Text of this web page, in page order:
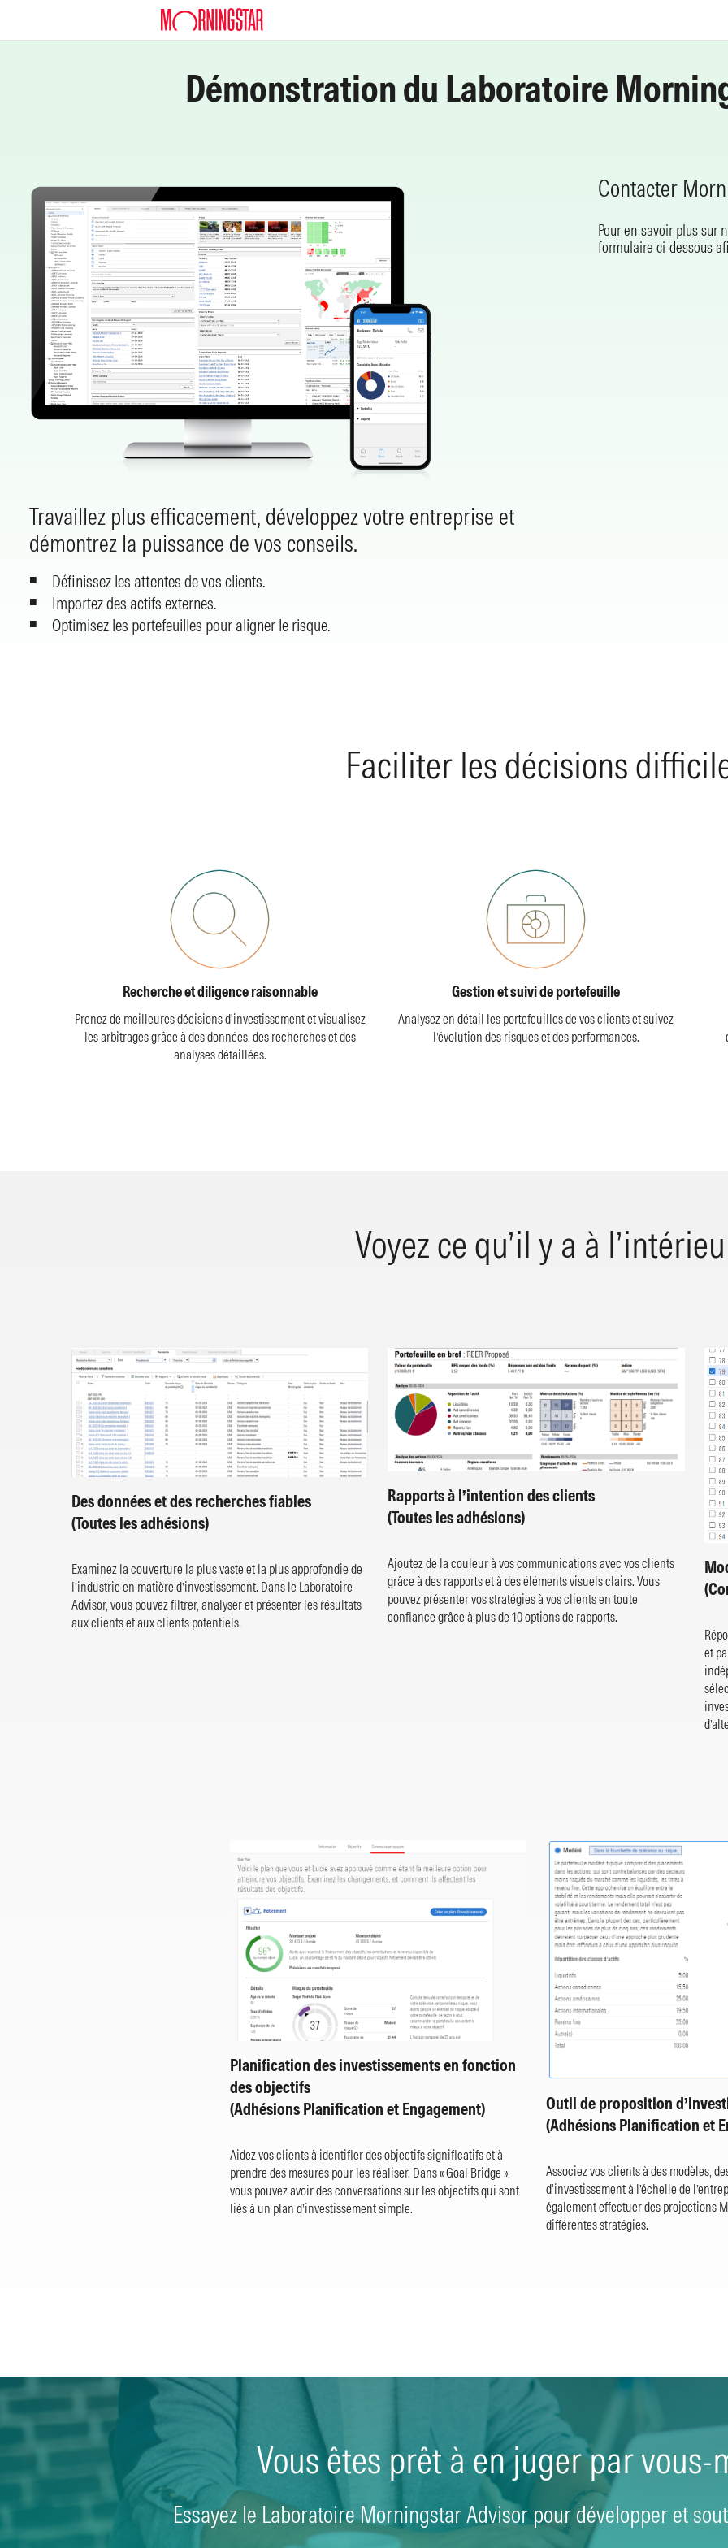
Démonstration du Laboratoire
Travaillez plus efficacement, développez votre entreprise et
démontrez la puissance de vos conseils.
Définissez les attentes de vos clients.
Importez des actifs externes.
Optimisez les portefeuilles pour aligner le risque.
Contacter
Pour en savoir plus sur
formulaire ci-dessous
Faciliter les décisions
Recherche et diligence raisonnable
Prenez de meilleures décisions d'investissement et visualisez
les arbitrages grâce à des données, des recherches et des
analyses détaillées.
Gestion et suivi de portefeuille
Analysez en détail les portefeuilles de vos clients et suivez
l’évolution des risques et des performances.
Voyez ce qu’il y a à
Des données et des recherches fiables
(Toutes les adhésions)
Examinez la couverture la plus vaste et la plus approfondie de
l’industrie en matière d’investissement. Dans le Laboratoire
Advisor, vous pouvez filtrer, analyser et présenter les résultats
aux clients et aux clients potentiels.
Rapports à l’intention des clients
(Toutes les adhésions)
Ajoutez de la couleur à vos communications avec vos clients
grâce à des rapports et à des éléments visuels clairs. Vous
pouvez présenter vos stratégies à vos clients en toute
confiance grâce à plus de 10 options de rapports.
et
Planification des investissements en fonction
des objectifs
(Adhésions Planification et Engagement)
Aidez vos clients à identifier des objectifs significatifs et à
prendre des mesures pour les réaliser. Dans « Goal Bridge »,
vous pouvez avoir des conversations sur les objectifs qui sont
liés à un plan d’investissement simple.
Outil de proposition
(Adhésions Planification et
Associez vos clients à des modèles,
d'investissement à l’échelle de
également effectuer des projections
différentes stratégies.
Vous êtes prêt à en juger par vous-
Essayez le Laboratoire Morningstar Advisor pour développer et